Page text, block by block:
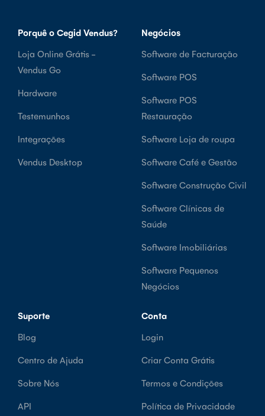
Porquê o Cegid Vendus?
Loja Online Grátis -
Vendus Go
Hardware
Testemunhos
Integrações
Vendus Desktop
Negócios
Software de Facturação
Software POS
Software POS
Restauração
Software Loja de roupa
Software Café e Gestão
Software Construção Civil
Software Clínicas de
Saúde
Software Imobiliárias
Software Pequenos
Negócios
Suporte
Blog
Centro de Ajuda
Sobre Nós
API
Conta
Login
Criar Conta Grátis
Termos e Condições
Política de Privacidade